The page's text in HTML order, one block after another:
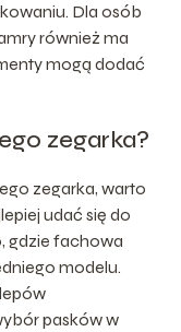
Dla osób
również ma
mogą dodać
zegarka?
zegarka, warto
udać się do
gdzie fachowa
modelu.
pasków w